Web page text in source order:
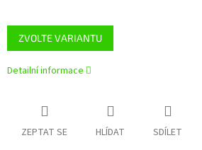
ZVOLTE VARIANTU
Detailní informace
ZEPTAT SE HLÍDAT SDÍLET